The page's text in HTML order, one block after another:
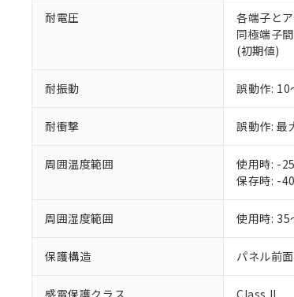
耐電圧
各端子と
同極端子
(初期値)
耐振動 誤動作:
耐衝撃 誤動作:
周囲温度範囲
使用時: -
保存時: -
周囲湿度範囲 使用時:
保護構造 パネル前
感電保護クラス Class II
り割愛